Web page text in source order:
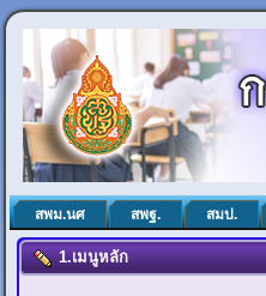
สพม.นศ สพฐ. สมป.
1.เมนูหลัก